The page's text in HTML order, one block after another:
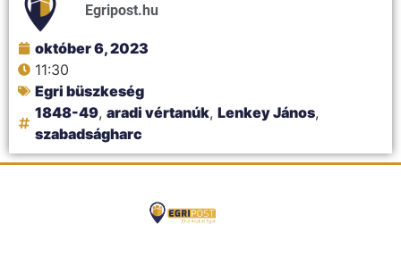
Egripost.hu
október 6, 2023
11:30
Egri büszkeség
1848-49, aradi vértanúk, Lenkey János,
szabadságharc